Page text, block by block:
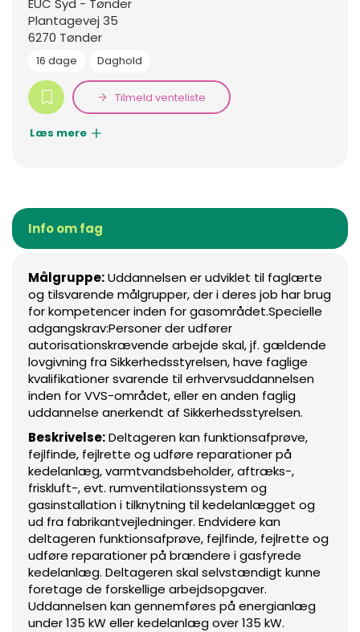
EUC Syd - Tønder
Plantagevej 35
6270 Tønder
16 dage Daghold
Tilmeld venteliste
Læs mere
Info om fag
Målgruppe:Uddannelsen er udviklet til faglærte
og tilsvarende målgrupper, der i deres job har brug
for kompetencer inden for gasområdet.Specielle
adgangskrav:Personer der udfører
autorisationskrævende arbejde skal, jf. gældende
lovgivning fra Sikkerhedsstyrelsen, have faglige
kvalifikationer svarende til erhvervsuddannelsen
inden for VVS-området, eller en anden faglig
uddannelse anerkendt af Sikkerhedsstyrelsen.
Beskrivelse:Deltageren kan funktionsafprøve,
fejlfinde, fejlrette og udføre reparationer på
kedelanlæg, varmtvandsbeholder, aftræks-,
friskluft-, evt. rumventilationssystem og
gasinstallation i tilknytning til kedelanlægget og
ud fra fabrikantvejledninger. Endvidere kan
deltageren funktionsafprøve, fejlfinde, fejlrette og
udføre reparationer på brændere i gasfyrede
kedelanlæg. Deltageren skal selvstændigt kunne
foretage de forskellige arbejdsopgaver.
Uddannelsen kan gennemføres på energianlæg
under 135 kW eller kedelanlæg over 135 kW.